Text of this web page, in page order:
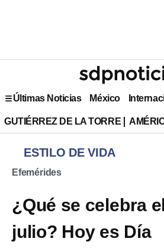
Últimas Noticias México
GUTIÉRREZ DE LA TORRE
ESTILO DE VIDA
Efemérides
¿Qué se celebra
julio? Hoy es Día